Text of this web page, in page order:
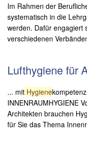
Im Rahmen der
systematisch in die
werden. Dafür engagiert
verschiedenen
Lufthygiene für
... mit Hygiene
INNENRAUMHYGIENE
Architekten brauchen
für Sie das Thema